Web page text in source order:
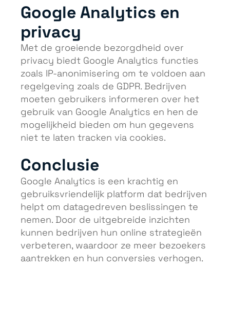
Google Analytics en
privacy
Met de groeiende bezorgdheid over
privacy biedt Google Analytics functies
zoals IP-anonimisering om te voldoen aan
regelgeving zoals de GDPR. Bedrijven
moeten gebruikers informeren over het
gebruik van Google Analytics en hen de
mogelijkheid bieden om hun gegevens
niet te laten tracken via cookies.
Conclusie
Google Analytics is een krachtig en
gebruiksvriendelijk platform dat bedrijven
helpt om datagedreven beslissingen te
nemen. Door de uitgebreide inzichten
kunnen bedrijven hun online strategieën
verbeteren, waardoor ze meer bezoekers
aantrekken en hun conversies verhogen.